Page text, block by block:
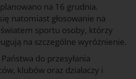
na 16 grudnia.
natomiast głosowanie na
sportu osoby, którzy
na szczególne wyróżnienie.
do przesyłania
klubów oraz działaczy i